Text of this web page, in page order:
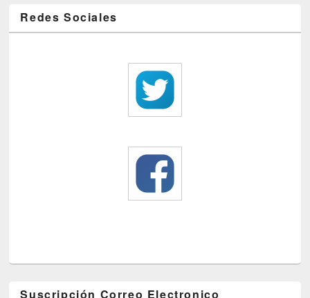
Redes Sociales
Suscripción Correo Electronico